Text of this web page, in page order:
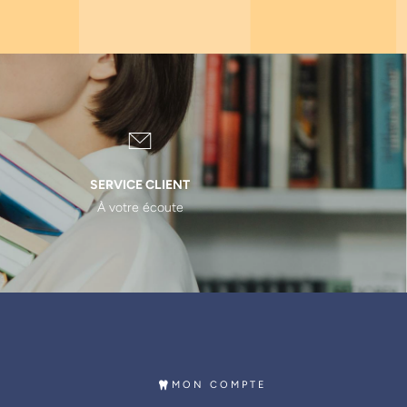
SERVICE CLIENT
À votre écoute
MON COMPTE